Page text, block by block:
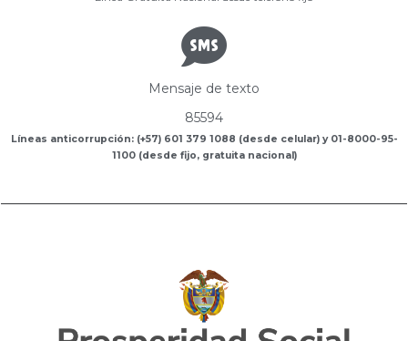
Mensaje de texto
85594
Líneas anticorrupción: (+57) 601 379 1088 (desde celular) y 01-8000-95-
1100 (desde fijo, gratuita nacional)